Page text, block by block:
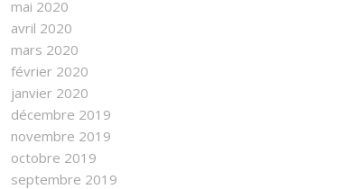
mai 2020
avril 2020
mars 2020
février 2020
janvier 2020
décembre 2019
novembre 2019
octobre 2019
septembre 2019